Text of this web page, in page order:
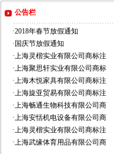
公告栏
·2018年春节放假通知
· 国庆节放假通知
·上海灵楷实业有限公司商标注
·上海聚思轩实业有限公司商标
·上海木悦家具有限公司商标注
·上海旋亚贸易有限公司商标注
·上海畅通生物科技有限公司商
·上海安恬机电设备有限公司商
·上海灵楷实业有限公司商标注
·上海武缘体育用品有限公司商